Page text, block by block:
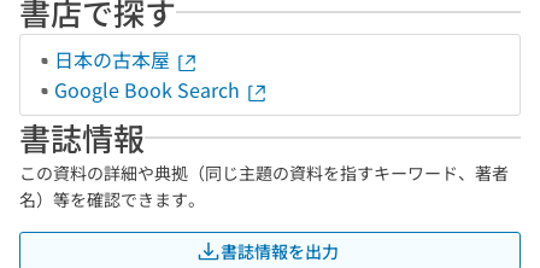
書店で探す
日本の古本屋
Google Book Search
書誌情報
この資料の詳細や典拠（同じ主題の資料を指すキーワード、著者
名）等を確認できます。
書誌情報を出力